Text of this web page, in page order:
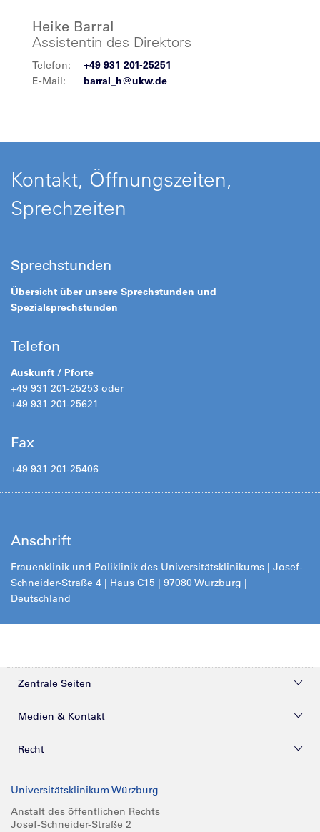
Heike Barral
Assistentin des Direktors
Telefon:
+49 931 201-25251
E-Mail:
barral_h@ukw.de
Kontakt, Öffnungszeiten,
Sprechzeiten
Sprechstunden
Übersicht über unsere Sprechstunden und
Spezialsprechstunden
Telefon
Auskunft / Pforte
+49 931 201-25253 oder
+49 931 201-25621
Fax
+49 931 201-25406
Anschrift
Frauenklinik und Poliklinik des Universitätsklinikums | Josef-
Schneider-Straße 4 | Haus C15 | 97080 Würzburg |
Deutschland
Zentrale Seiten
Kliniken & Zentren
Forschung
Karriere
Medien & Kontakt
Presse
Glossar
Recht
Compliance
Universitätsklinikum Würzburg
Anstalt des öffentlichen Rechts
Josef-Schneider-Straße 2